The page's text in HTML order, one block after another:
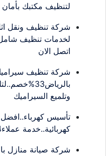
لتنظيف مكتبك بأمان وثقة 99%اتصل
اتصل الان
شركة تنظيف
وتلميع السيراميك
كهربائية..خدمة عملاء7/24بـ ضمان الجودة